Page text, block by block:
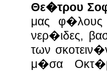
Θε�τρου
μας
νερ�ιδες,
των
μ�σα